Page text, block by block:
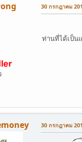
30 กรกฎาคม
ท่านที่ได้เป็น
30 กรกฎาคม